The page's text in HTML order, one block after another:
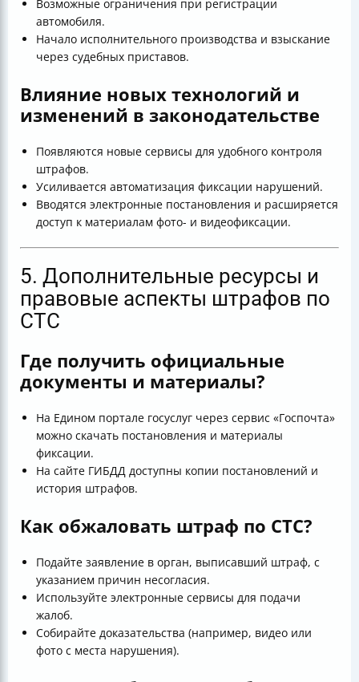
Возможные ограничения при регистрации
автомобиля.
Начало исполнительного производства и взыскание
через судебных приставов.
Влияние новых технологий и
изменений в законодательстве
Появляются новые сервисы для удобного контроля
штрафов.
Усиливается автоматизация фиксации нарушений.
Вводятся электронные постановления и расширяется
доступ к материалам фото- и видеофиксации.
5. Дополнительные ресурсы и
правовые аспекты штрафов по
СТС
Где получить официальные
документы и материалы?
На Едином портале госуслуг через сервис «Госпочта»
можно скачать постановления и материалы
фиксации.
На сайте ГИБДД доступны копии постановлений и
история штрафов.
Как обжаловать штраф по СТС?
Подайте заявление в орган, выписавший штраф, с
указанием причин несогласия.
Используйте электронные сервисы для подачи
жалоб.
Собирайте доказательства (например, видео или
фото с места нарушения).